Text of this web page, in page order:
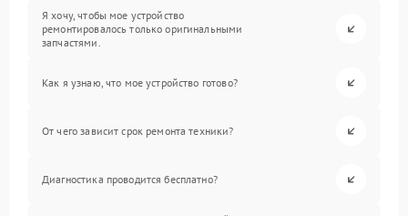
Я хочу, чтобы мое устройство
ремонтировалось только оригинальными
запчастями.
Как я узнаю, что мое устройство готово?
От чего зависит срок ремонта техники?
Диагностика проводится бесплатно?